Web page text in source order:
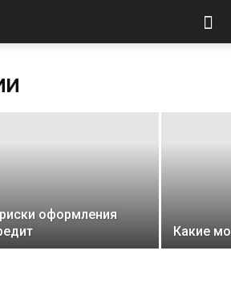
в ПИФы?
оформления
Какие